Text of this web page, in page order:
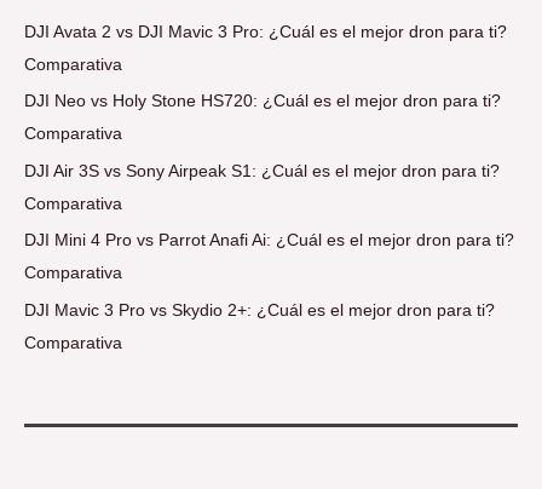
DJI Avata 2 vs DJI Mavic 3 Pro: ¿Cuál es el mejor dron para ti?
Comparativa
DJI Neo vs Holy Stone HS720: ¿Cuál es el mejor dron para ti?
Comparativa
DJI Air 3S vs Sony Airpeak S1: ¿Cuál es el mejor dron para ti?
Comparativa
DJI Mini 4 Pro vs Parrot Anafi Ai: ¿Cuál es el mejor dron para ti?
Comparativa
DJI Mavic 3 Pro vs Skydio 2+: ¿Cuál es el mejor dron para ti?
Comparativa